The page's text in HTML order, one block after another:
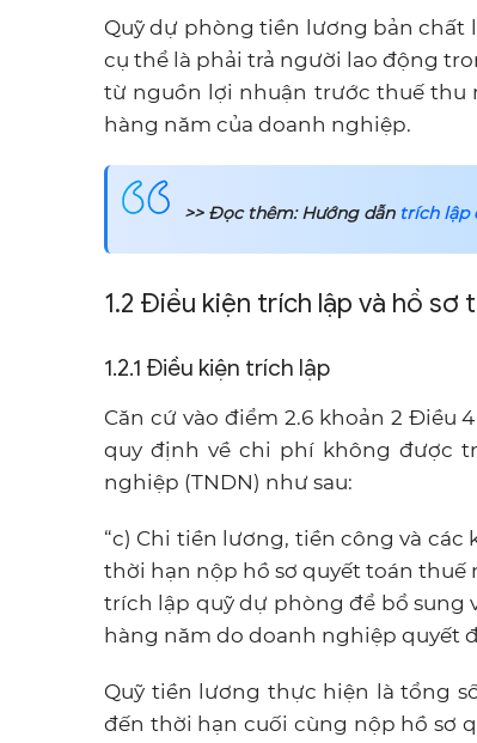
Quỹ dự phòng tiền lương bản chất
cụ thể là phải trả người lao động
từ nguồn lợi nhuận trước thuế thu
hàng năm của doanh nghiệp.
>> Đọc thêm: Hướng dẫn trích lập
1.2 Điều kiện trích lập và hồ
1.2.1 Điều kiện trích lập
Căn cứ vào điểm 2.6 khoản 2 Điều
quy định về chi phí không được
nghiệp (TNDN) như sau:
“c) Chi tiền lương, tiền công và
thời hạn nộp hồ sơ quyết toán
trích lập quỹ dự phòng để bổ sung
hàng năm do doanh nghiệp quyết
Quỹ tiền lương thực hiện là tổng
đến thời hạn cuối cùng nộp hồ sơ